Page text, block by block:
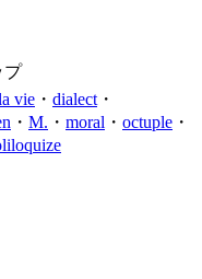
プ
vie ・ dialect ・
・ M. ・ moral ・ octuple ・